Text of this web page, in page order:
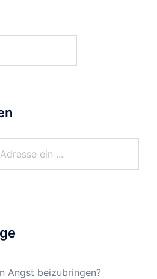
Angst beizubringen?